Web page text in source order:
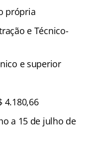
própria
e Técnico-
e superior
4.180,66
a 15 de julho de